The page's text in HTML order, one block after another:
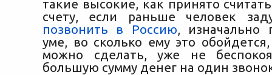
такие высокие, как принято
счету, если раньше человек
позвонить в Россию, изначально
уме, во сколько ему это
можно сделать, уже не
большую сумму денег на один